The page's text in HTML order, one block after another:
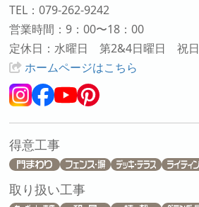
TEL：079-262-9242
営業時間：9：00〜18：00
定休日：水曜日 第2&4日曜日 祝日
ホームページはこちら
得意工事
取り扱い工事